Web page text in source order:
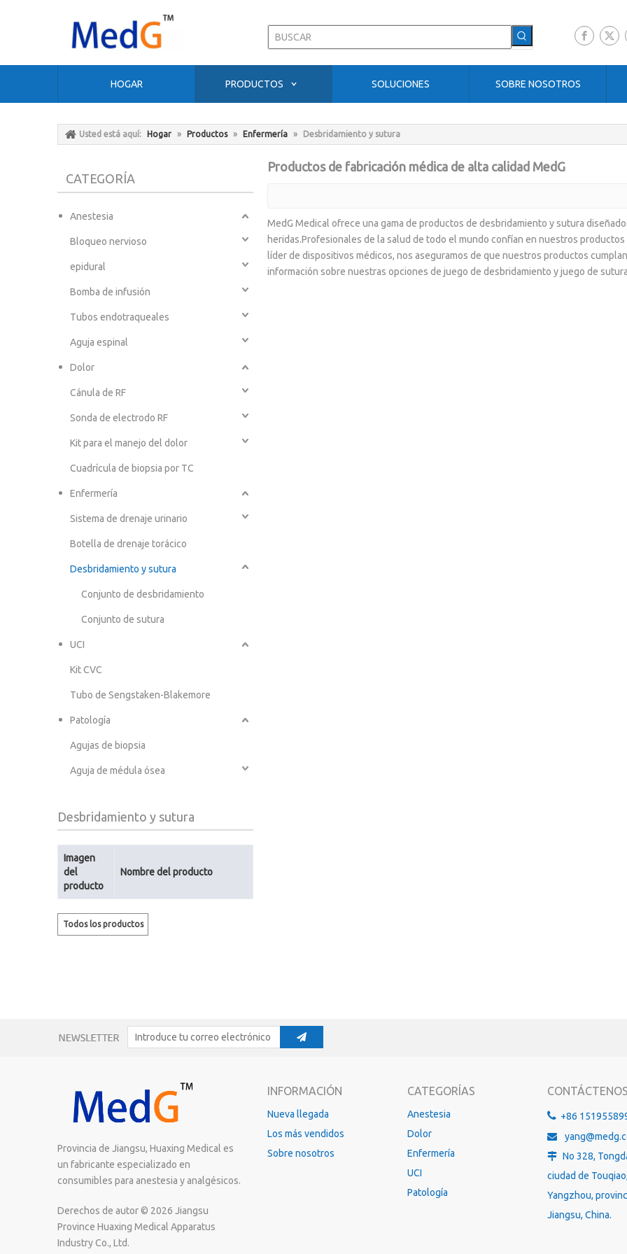
HOGAR PRODUCTOS SOLUCIONES SOBRE NOSOTROS
Usted está aquí: Hogar » Productos » Enfermería » Desbridamiento y sutura
CATEGORÍA
Anestesia
Bloqueo nervioso
epidural
Bomba de infusión
Tubos endotraqueales
Aguja espinal
Dolor
Cánula de RF
Sonda de electrodo RF
Kit para el manejo del dolor
Cuadrícula de biopsia por TC
Enfermería
Sistema de drenaje urinario
Botella de drenaje torácico
Desbridamiento y sutura
Conjunto de desbridamiento
Conjunto de sutura
UCI
Kit CVC
Tubo de Sengstaken-Blakemore
Patología
Agujas de biopsia
Aguja de médula ósea
Desbridamiento y sutura
Imagen
del
producto
Nombre del producto
Todos los productos
Productos de fabricación médica de alta calidad MedG
MedG Medical ofrece una gama de productos de desbridamiento y sutura
heridas.Profesionales de la salud de todo el mundo confían en nuestros
líder de dispositivos médicos, nos aseguramos de que nuestros productos
información sobre nuestras opciones de juego de desbridamiento y juego de
Provincia de Jiangsu, Huaxing Medical es
un fabricante especializado en
consumibles para anestesia y analgésicos.
Derechos de autor © 2026 Jiangsu
Province Huaxing Medical Apparatus
Industry Co., Ltd.
INFORMACIÓN
Nueva llegada
Los más vendidos
Sobre nosotros
CATEGORÍAS
Anestesia
Dolor
Enfermería
UCI
Patología
CONTÁCTENOS
 +86

 No 328,
ciudad de
Yangzhou,
Jiangsu, China.